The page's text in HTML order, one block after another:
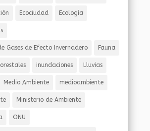
Ecociudad Ecología
Gases de Efecto Invernadero Fauna
inundaciones Lluvias
Medio Ambiente medioambiente
Ministerio de Ambiente
ONU